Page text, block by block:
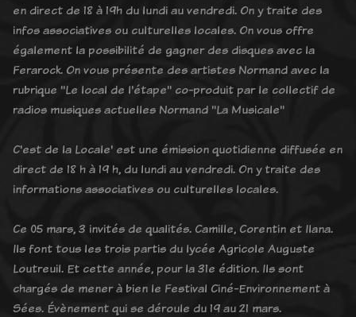
en direct de 18 à 19h du lundi au vendredi. On y traite des
infos associatives ou culturelles locales. On vous offre
également la possibilité de gagner des disques avec la
Ferarock. On vous présente des artistes Normand avec la
rubrique "Le local de l'étape" co-produit par le collectif de
radios musiques actuelles Normand "La Musicale"
C'est de la Locale' est une émission quotidienne diffusée en
direct de 18 h à 19 h, du lundi au vendredi. On y traite des
informations associatives ou culturelles locales.
Ce 05 mars, 3 invités de qualités. Camille, Corentin et Ilana.
Ils font tous les trois partis du lycée Agricole Auguste
Loutreuil. Et cette année, pour la 31e édition. Ils sont
chargés de mener à bien le Festival Ciné-Environnement à
Sées. Évènement qui se déroule du 19 au 21 mars.